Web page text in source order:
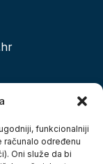
funkcionalniji
računalo određenu
Oni služe da bi